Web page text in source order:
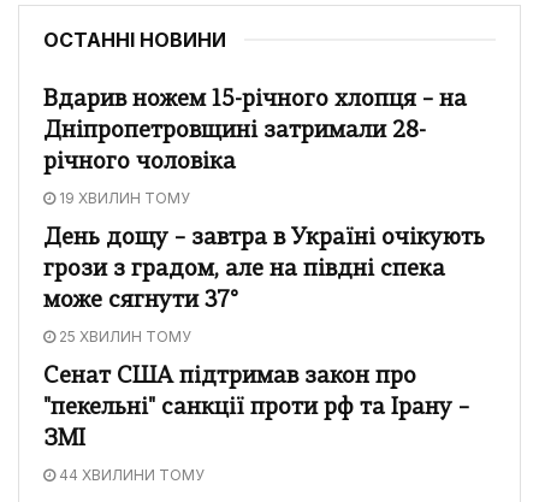
ОСТАННІ НОВИНИ
Вдарив ножем 15-річного хлопця – на
Дніпропетровщині затримали 28-
річного чоловіка
19 ХВИЛИН ТОМУ
День дощу – завтра в Україні очікують
грози з градом, але на півдні спека
може сягнути 37°
25 ХВИЛИН ТОМУ
Сенат США підтримав закон про
"пекельні" санкції проти рф та Ірану –
ЗМІ
44 ХВИЛИНИ ТОМУ